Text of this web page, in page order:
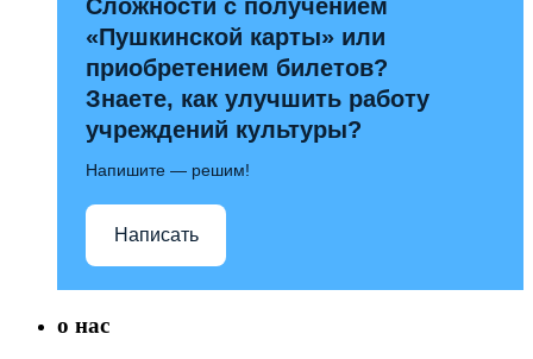
Сложности с получением
«Пушкинской карты» или
приобретением билетов?
Знаете, как улучшить работу
учреждений культуры?
Напишите — решим!
Написать
о нас